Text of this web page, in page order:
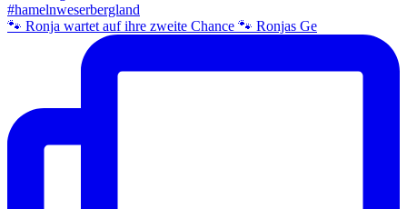
🐾 Ronja wartet auf ihre zweite Chance 🐾 Ronjas Ge